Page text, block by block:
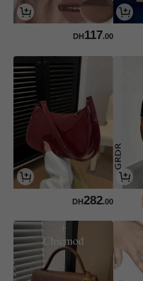
DH 117.00
DH282.00